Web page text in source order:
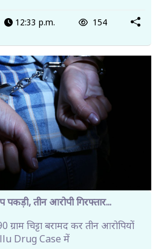
12:33 p.m. 154
तीन आरोपी गिरफ्तार...
चिट्टा बरामद कर तीन आरोपियों
Drug Case में